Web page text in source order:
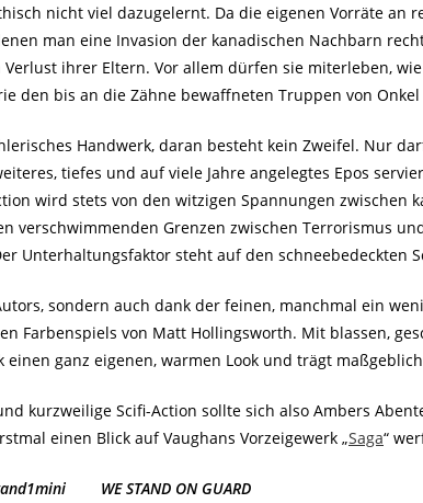
nicht viel dazugelernt. Da die eigenen Vorräte an
man eine Invasion der kanadischen Nachbarn
ihrer Eltern. Vor allem dürfen sie miterleben,
den bis an die Zähne bewaffneten Truppen von
Handwerk, daran besteht kein Zweifel. Nur
tiefes und auf viele Jahre angelegtes Epos
wird stets von den witzigen Spannungen zwischen
verschwimmenden Grenzen zwischen Terrorismus
Unterhaltungsfaktor steht auf den schneebedeckten
sondern auch dank der feinen, manchmal ein
Farbenspiels von Matt Hollingsworth. Mit blassen,
ganz eigenen, warmen Look und trägt
kurzweilige Scifi-Action sollte sich also Ambers
einen Blick auf Vaughans Vorzeigewerk „Saga“
WE STAND ON GUARD